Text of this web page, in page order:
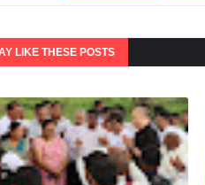
LIKE THESE POSTS